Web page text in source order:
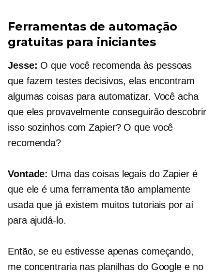
Ferramentas de automação
gratuitas para iniciantes
Jesse: O que você recomenda às pessoas
que fazem testes decisivos, elas encontram
algumas coisas para automatizar. Você acha
que eles provavelmente conseguirão descobrir
isso sozinhos com Zapier? O que você
recomenda?
Vontade: Uma das coisas legais do Zapier é
que ele é uma ferramenta tão amplamente
usada que já existem muitos tutoriais por aí
para ajudá-lo.
Então, se eu estivesse apenas começando,
me concentraria nas planilhas do Google e no